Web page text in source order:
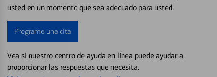
usted en un momento que sea adecuado para usted.
Programe una cita
Vea si nuestro centro de ayuda en línea puede ayudar a
proporcionar las respuestas que necesita.